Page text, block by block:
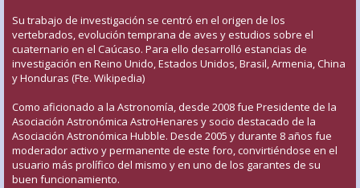
Su trabajo de investigación se centró en el origen de los
vertebrados, evolución temprana de aves y estudios sobre el
cuaternario en el Caúcaso. Para ello desarrolló estancias de
investigación en Reino Unido, Estados Unidos, Brasil, Armenia, China
y Honduras (Fte. Wikipedia)
Como aficionado a la Astronomía, desde 2008 fue Presidente de la
Asociación Astronómica AstroHenares y socio destacado de la
Asociación Astronómica Hubble. Desde 2005 y durante 8 años fue
moderador activo y permanente de este foro, convirtiéndose en el
usuario más prolífico del mismo y en uno de los garantes de su
buen funcionamiento.